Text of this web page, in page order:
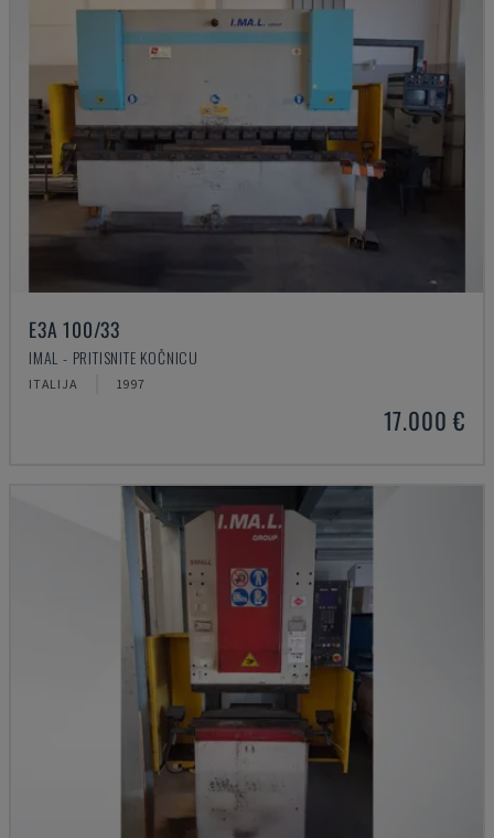
E3A 100/33
IMAL - PRITISNITE KOČNICU
ITALIJA 1997
17.000 €